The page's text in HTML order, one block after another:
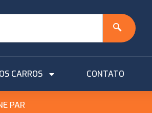
CARROS CONTATO
PAR